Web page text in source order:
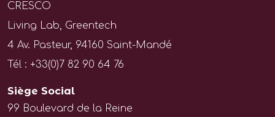
CRESCO
Living Lab, Greentech
4 Av. Pasteur, 94160 Saint-Mandé
Tél : +33(0)7 82 90 64 76
Siège Social
99 Boulevard de la Reine